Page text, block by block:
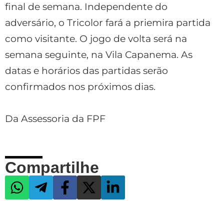
final de semana. Independente do
adversário, o Tricolor fará a priemira partida
como visitante. O jogo de volta será na
semana seguinte, na Vila Capanema. As
datas e horários das partidas serão
confirmados nos próximos dias.
Da Assessoria da FPF
Compartilhe